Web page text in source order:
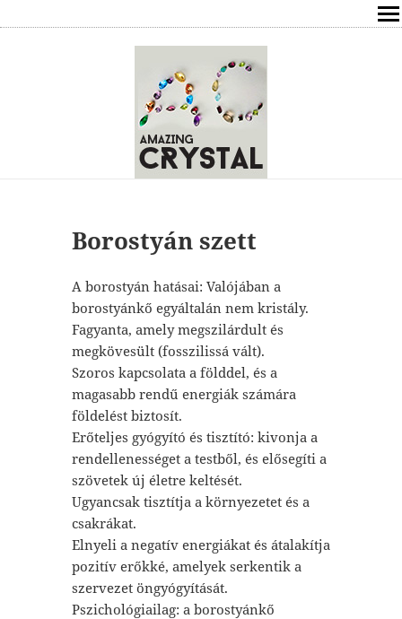
ÍRÁSOK
ÁSVÁNYOK HATÁSAI
ELÉRHETŐSÉG
FREE
VÁSÁRLÁS / KOSÁR
Borostyán szett
A borostyán hatásai: Valójában a
borostyánkő egyáltalán nem kristály.
Fagyanta, amely megszilárdult és
megkövesült (fosszilissá vált).
Szoros kapcsolata a földdel, és a
magasabb rendű energiák számára
földelést biztosít.
Erőteljes gyógyító és tisztító: kivonja a
rendellenességet a testből, és elősegíti a
szövetek új életre keltését.
Ugyancsak tisztítja a környezetet és a
csakrákat.
Elnyeli a negatív energiákat és átalakítja
pozitív erőkké, amelyek serkentik a
szervezet öngyógyítását.
Pszichológiailag: a borostyánkő